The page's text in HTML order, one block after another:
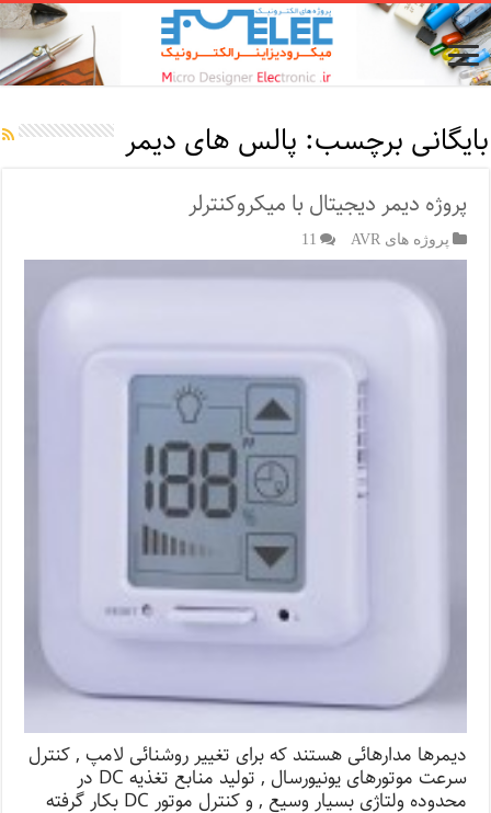
بایگانی برچسب: پالس های دیمر
پروژه دیمر دیجیتال با میکروکنترلر
پروژه های AVR 11
دیمرها مدارهائی هستند که برای تغییر روشنائی لامپ , کنترل
سرعت موتورهای یونیورسال , تولید منابع تغذیه DC در
محدوده ولتاژی بسیار وسیع , و کنترل موتور DC بکار گرفته